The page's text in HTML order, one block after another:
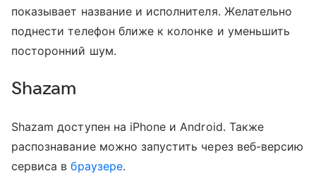
показывает название и исполнителя. Желательно
поднести телефон ближе к колонке и уменьшить
посторонний шум.
Shazam
Shazam доступен на iPhone и Android. Также
распознавание можно запустить через веб-версию
сервиса вбраузере.